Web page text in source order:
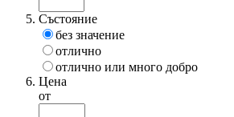
Състояние
без значение
отлично
отлично или много добро
Цена
от